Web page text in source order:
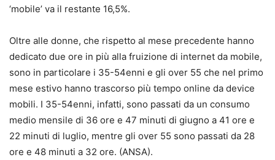
‘mobile’ va il restante 16,5%.
Oltre alle donne, che rispetto al mese precedente hanno
dedicato due ore in più alla fruizione di internet da mobile,
sono in particolare i 35-54enni e gli over 55 che nel primo
mese estivo hanno trascorso più tempo online da device
mobili. I 35-54enni, infatti, sono passati da un consumo
medio mensile di 36 ore e 47 minuti di giugno a 41 ore e
22 minuti di luglio, mentre gli over 55 sono passati da 28
ore e 48 minuti a 32 ore. (ANSA).